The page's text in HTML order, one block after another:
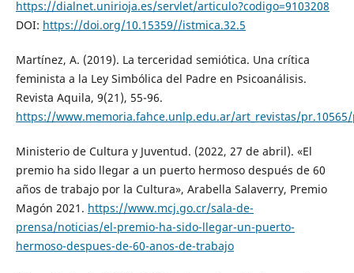
https://dialnet.unirioja.es/servlet/articulo?codigo=9103208
DOI: https://doi.org/10.15359//istmica.32.5
Martínez, A. (2019). La terceridad semiótica. Una crítica
feminista a la Ley Simbólica del Padre en Psicoanálisis.
Revista Aquila, 9(21), 55-96.
https://www.memoria.fahce.unlp.edu.ar/art_revistas/
Ministerio de Cultura y Juventud. (2022, 27 de abril). «El
premio ha sido llegar a un puerto hermoso después de 60
años de trabajo por la Cultura», Arabella Salaverry, Premio
Magón 2021. https://www.mcj.go.cr/sala-de-
prensa/noticias/el-premio-ha-sido-llegar-un-puerto-
hermoso-despues-de-60-anos-de-trabajo